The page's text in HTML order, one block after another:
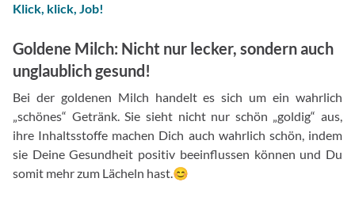
Klick, klick, Job!
Goldene Milch: Nicht nur lecker, sondern auch
unglaublich gesund!
Bei der goldenen Milch handelt es sich um ein wahrlich
„schönes“ Getränk. Sie sieht nicht nur schön „goldig“ aus,
ihre Inhaltsstoffe machen Dich auch wahrlich schön, indem
sie Deine Gesundheit positiv beeinflussen können und Du
somit mehr zum Lächeln hast.😊